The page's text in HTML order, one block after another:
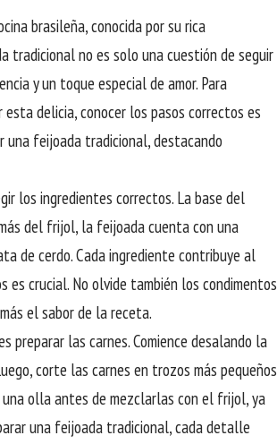
brasileña, conocida por su rica
tradicional no es solo una cuestión de seguir
y un toque especial de amor. Para
delicia, conocer los pasos correctos es
feijoada tradicional, destacando
los ingredientes correctos. La base del
del frijol, la feijoada cuenta con una
de cerdo. Cada ingrediente contribuye al
crucial. No olvide también los condimentos
el sabor de la receta.
preparar las carnes. Comience desalando la
corte las carnes en trozos más pequeños
olla antes de mezclarlas con el frijol, ya
una feijoada tradicional, cada detalle